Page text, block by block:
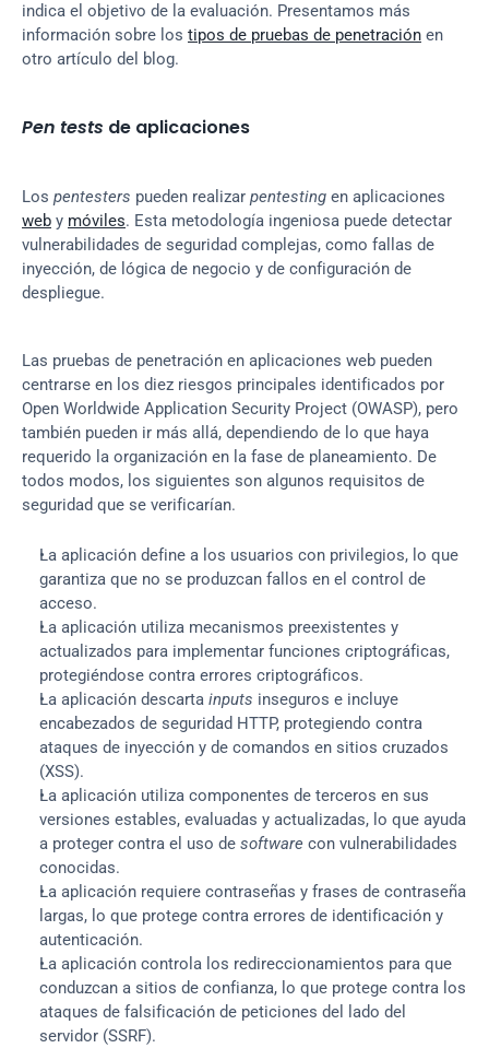
indica el objetivo de la evaluación. Presentamos más
información sobre los tipos de pruebas de penetración en
otro artículo del blog.
Pen tests de aplicaciones
Los pentesters pueden realizar pentesting
web y móviles. Esta metodología ingeniosa puede detectar
vulnerabilidades de seguridad complejas, como fallas de
inyección, de lógica de negocio y de configuración de
despliegue.
Las pruebas de penetración en aplicaciones web pueden
centrarse en los diez riesgos principales identificados por
Open Worldwide Application Security Project (OWASP), pero
también pueden ir más allá, dependiendo de lo que haya
requerido la organización en la fase de planeamiento. De
todos modos, los siguientes son algunos requisitos de
seguridad que se verificarían.
La aplicación define a los usuarios con privilegios, lo que
garantiza que no se produzcan fallos en el control de
acceso.
La aplicación utiliza mecanismos preexistentes y
actualizados para implementar funciones criptográficas,
protegiéndose contra errores criptográficos.
La aplicación descarta inputs inseguros e incluye
encabezados de seguridad HTTP, protegiendo contra
ataques de inyección y de comandos en sitios cruzados
(XSS).
La aplicación utiliza componentes de terceros en sus
versiones estables, evaluadas y actualizadas, lo que ayuda
a proteger contra el uso de software con vulnerabilidades
conocidas.
La aplicación requiere contraseñas y frases de contraseña
largas, lo que protege contra errores de identificación y
autenticación.
La aplicación controla los redireccionamientos para que
conduzcan a sitios de confianza, lo que protege contra los
ataques de falsificación de peticiones del lado del
servidor (SSRF).